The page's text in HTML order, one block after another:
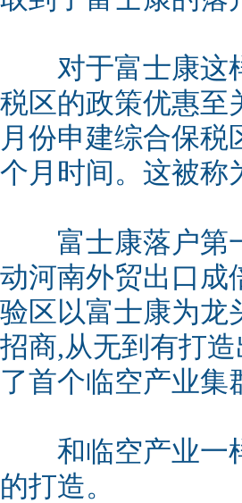
对于富士康这样
税区的政策优惠至
月份申建综合保税
个月时间。这被称
富士康落户第一
动河南外贸出口成
验区以富士康为龙
招商,从无到有打
了首个临空产业集
和临空产业一样
的打造。